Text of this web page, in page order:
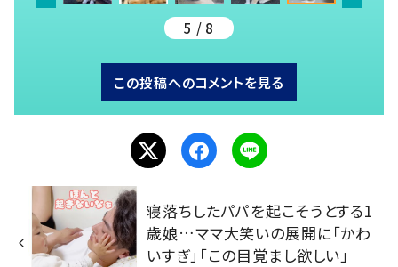
5 / 8
この投稿へのコメントを見る
寝落ちしたパパを起こそうとする1
歳娘…ママ大笑いの展開に「かわ
いすぎ」「この目覚まし欲しい」